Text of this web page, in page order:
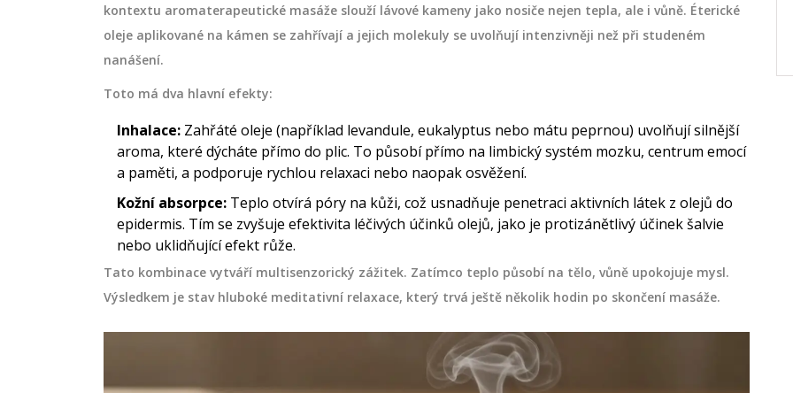
kontextu aromaterapeutické masáže slouží lávové kameny jako nosiče nejen tepla, ale i vůně. Éterické
oleje aplikované na kámen se zahřívají a jejich molekuly se uvolňují intenzivněji než při studeném
nanášení.
Toto má dva hlavní efekty:
Inhalace: Zahřáté oleje (například levandule, eukalyptus nebo mátu peprnou) uvolňují silnější
aroma, které dýcháte přímo do plic. To působí přímo na limbický systém mozku, centrum emocí
a paměti, a podporuje rychlou relaxaci nebo naopak osvěžení.
Kožní absorpce: Teplo otvírá póry na kůži, což usnadňuje penetraci aktivních látek z olejů do
epidermis. Tím se zvyšuje efektivita léčivých účinků olejů, jako je protizánětlivý účinek šalvie
nebo uklidňující efekt růže.
Tato kombinace vytváří multisenzorický zážitek. Zatímco teplo působí na tělo, vůně upokojuje mysl.
Výsledkem je stav hluboké meditativní relaxace, který trvá ještě několik hodin po skončení masáže.
stres. Přečtěte si,
aromaterapeutickou masáž. Příjemně
provoněné esenciální oleje, správné
základy tohoto úžasného wellness
jak si naplno užít a využít léčivé síly
aromaterapie.
listopadu 25 2023
značně zlepšit kvalitu vašeho života,
pokud trpíte tímto onemocněním. Povím
pomoci mnohým lidem zlepšit jejich
zdravotní stav.
listopadu 18 2023